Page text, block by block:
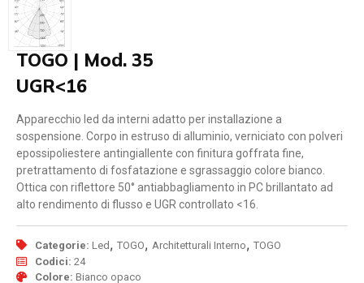
TOGO | Mod. 35
UGR<16
Apparecchio led da interni adatto per installazione a
sospensione. Corpo in estruso di alluminio, verniciato con polveri
epossipoliestere antingiallente con finitura goffrata fine,
pretrattamento di fosfatazione e sgrassaggio colore bianco.
Ottica con riflettore 50° antiabbagliamento in PC brillantato ad
alto rendimento di flusso e UGR controllato <16.
Categorie: Led , TOGO, Architetturali Interno, TOGO
Codici: 24
Colore: Bianco opaco